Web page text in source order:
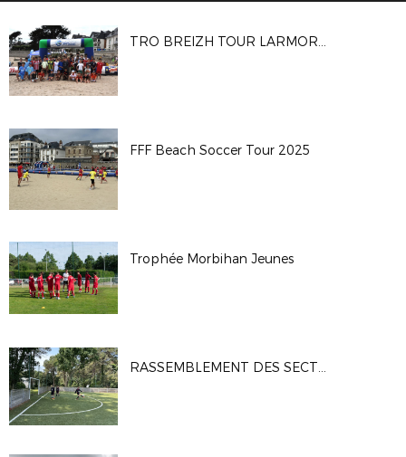
TRO BREIZH TOUR LARMOR PLAGE 2025
FFF Beach Soccer Tour 2025
Trophée Morbihan Jeunes
RASSEMBLEMENT DES SECTIONS FOOT